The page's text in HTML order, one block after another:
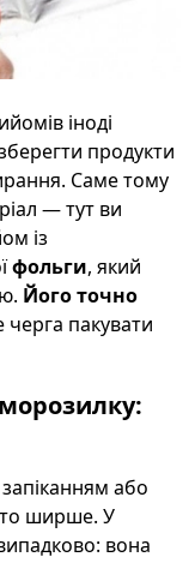
іноді
продукти
Саме тому
— тут ви
із
фольги, який
Його точно
черга пакувати
або
ширше. У
вона